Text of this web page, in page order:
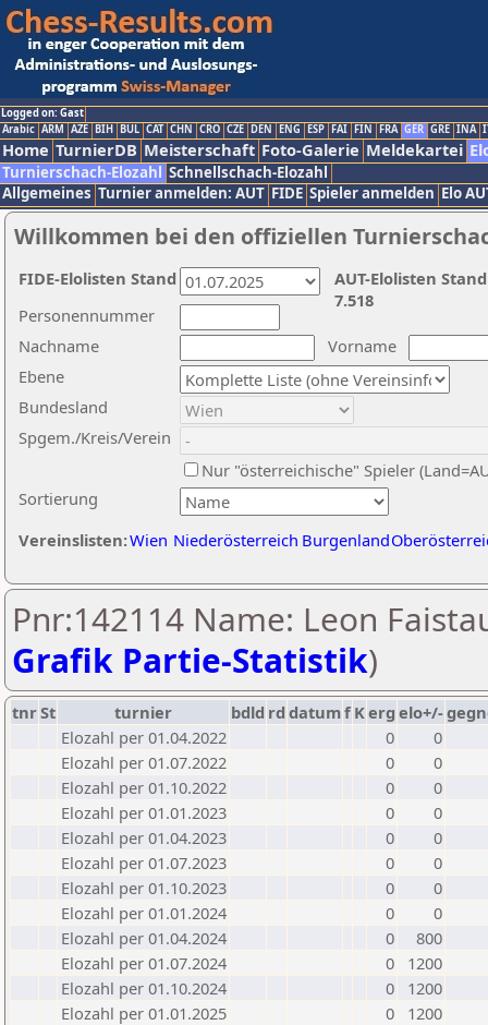
Logged on: Gast
Arabic ARM AZE BIH BUL CAT CHN CRO CZE DEN ENG ESP FAI FIN FRA GER GRE INA
Home TurnierDB Meisterschaft Foto-Galerie Meldekartei
Turnierschach-Elozahl Schnellschach-Elozahl
Allgemeines Turnier anmelden: AUT FIDE Spieler anmelden Elo
Willkommen bei den offiziellen
Nachname
Vorname
Ebene
Sortierung
Personennummer
Bundesland
Spgem./Kreis/Verein
Nur "österreichische" Spieler
Vereinslisten:Wien Niederösterreich Burgenland
AUT-Elolisten
7.518
FIDE-Elolisten Stand
Pnr:142114 Name: Leon
Grafik Partie-Statistik)
tnrSt turnier bdld rd datumf Kerg elo+/-
Elozahl per 01.04.2022
0
0
Elozahl per 01.07.2022
0
0
Elozahl per 01.10.2022
0
0
Elozahl per 01.01.2023
0
0
Elozahl per 01.04.2023
0
0
Elozahl per 01.07.2023
0
0
Elozahl per 01.10.2023
0
0
Elozahl per 01.01.2024
0
0
Elozahl per 01.04.2024
0
800
Elozahl per 01.07.2024
0
1200
Elozahl per 01.10.2024
0
1200
Elozahl per 01.01.2025
0
1200